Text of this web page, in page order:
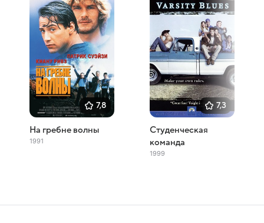
7,8
На гребне волны
1991
7,3
Студенческая
команда
1999